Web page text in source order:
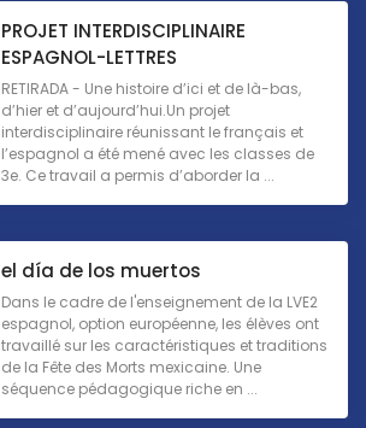
PROJET INTERDISCIPLINAIRE
ESPAGNOL-LETTRES
RETIRADA - Une histoire d’ici et de là-bas,
d’hier et d’aujourd’hui.Un projet
interdisciplinaire réunissant le français et
l’espagnol a été mené avec les classes de
3e. Ce travail a permis d’aborder la ...
el día de los muertos
Dans le cadre de l'enseignement de la LVE2
espagnol, option européenne, les élèves ont
travaillé sur les caractéristiques et traditions
de la Fête des Morts mexicaine. Une
séquence pédagogique riche en ...